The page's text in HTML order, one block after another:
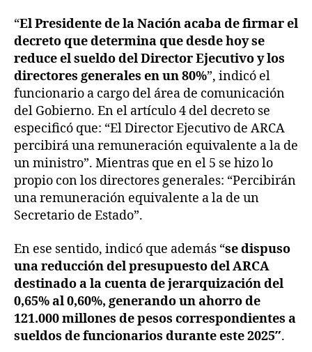
“El Presidente de la Nación acaba de firmar el
decreto que determina que desde hoy se
reduce el sueldo del Director Ejecutivo y los
directores generales en un 80%”, indicó el
funcionario a cargo del área de comunicación
del Gobierno. En el artículo 4 del decreto se
especificó que: “El Director Ejecutivo de ARCA
percibirá una remuneración equivalente a la de
un ministro”. Mientras que en el 5 se hizo lo
propio con los directores generales: “Percibirán
una remuneración equivalente a la de un
Secretario de Estado”.
En ese sentido, indicó que además “se dispuso
una reducción del presupuesto del ARCA
destinado a la cuenta de jerarquización del
0,65% al 0,60%, generando un ahorro de
121.000 millones de pesos correspondientes a
sueldos de funcionarios durante este 2025″.